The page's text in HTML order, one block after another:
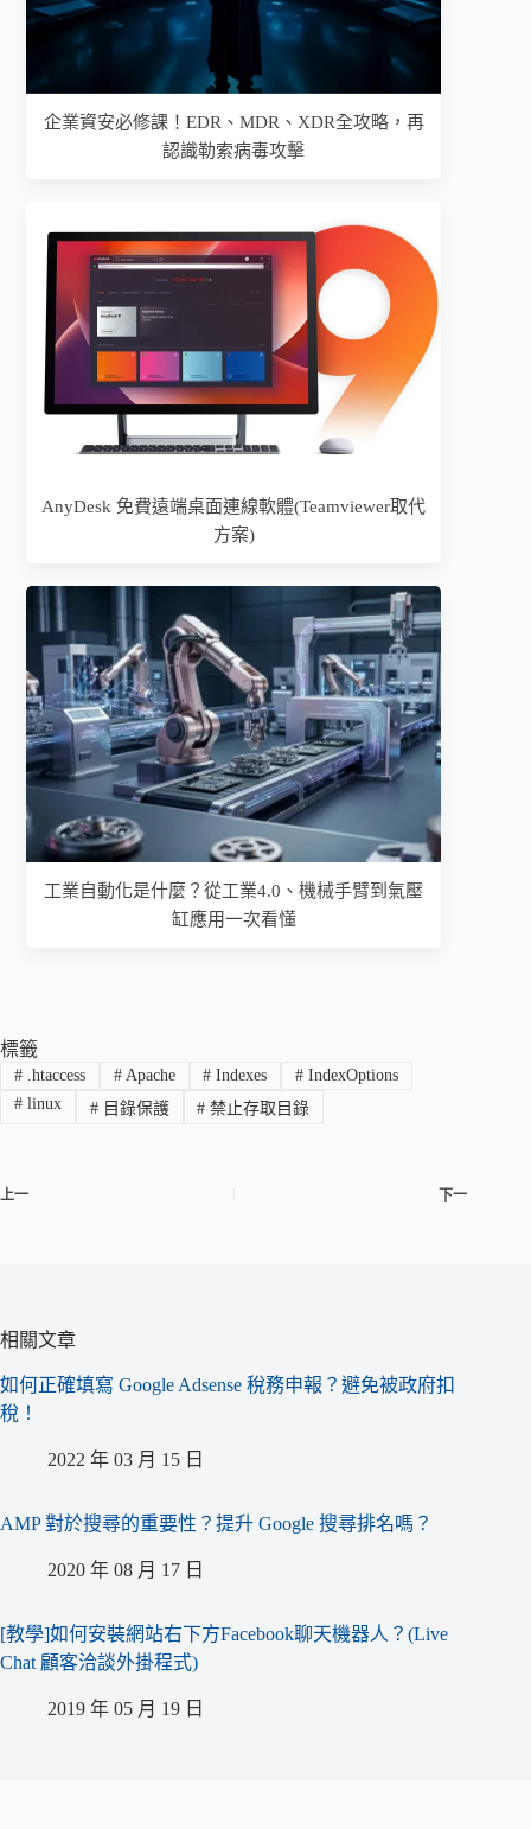
企業資安必修課！EDR、MDR、XDR全攻略，再
認識勒索病毒攻擊
AnyDesk 免費遠端桌面連線軟體(Teamviewer取代
方案)
工業自動化是什麼？從工業4.0、機械手臂到氣壓
缸應用一次看懂
標籤
#.htaccess #Apache # Indexes # IndexOptions
#linux #目錄保護 # 禁止存取目錄
上一 下一
相關文章
如何正確填寫 Google Adsense 稅務申報？避免被政府扣
稅！
2022 年 03 月 15 日
AMP 對於搜尋的重要性？提升 Google 搜尋排名嗎？
2020 年 08 月 17 日
[教學]如何安裝網站右下方Facebook聊天機器人？(Live
Chat 顧客洽談外掛程式)
2019 年 05 月 19 日